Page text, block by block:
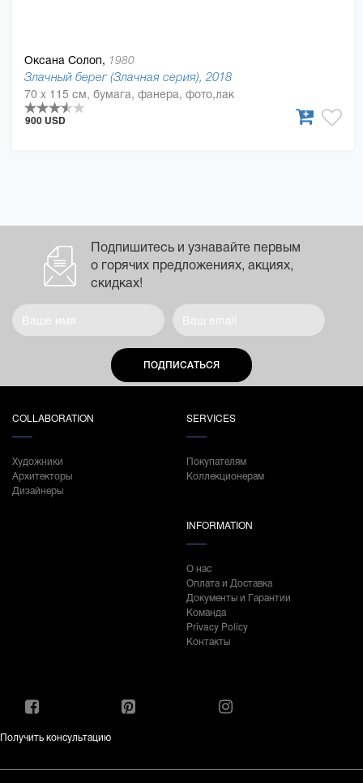
Оксана Солоп, 1980
Злачный берег (Злачная серия), 2018
70 x 115 см, бумага, фанера, фото,лак
900 USD
Подпишитесь и узнавайте первым
о горячих предложениях, акциях,
скидках!
ПОДПИСАТЬСЯ
COLLABORATION
Художники
Архитекторы
Дизайнеры
SERVICES
Покупателям
Коллекционерам
INFORMATION
О нас
Оплата и Доставка
Документы и Гарантии
Команда
Privacy Policy
Контакты
Получить консультацию